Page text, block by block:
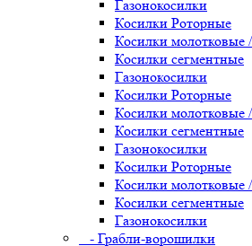
Газонокосилки
Косилки Роторные
Косилки молотковые
Косилки сегментные
Газонокосилки
Косилки Роторные
Косилки молотковые
Косилки сегментные
Газонокосилки
Косилки Роторные
Косилки молотковые
Косилки сегментные
Газонокосилки
- Грабли-ворошилки